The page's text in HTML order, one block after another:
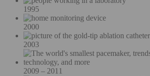
1995
2000
2003
2009 – 2011